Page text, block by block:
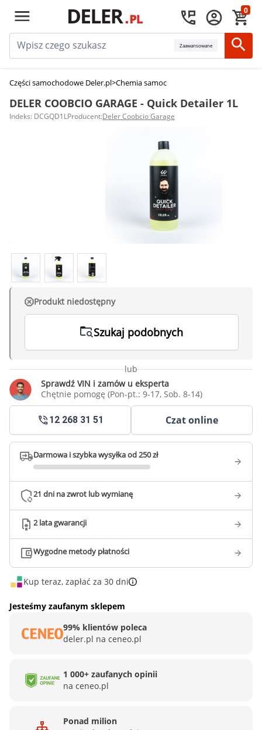
0
Zaawansowane
Części samochodowe Deler.pl>Chemia samochodowa
DELER COOBCIO GARAGE - Quick Detailer 1L
Indeks: DCGQD1LProducent:Deler Coobcio Garage
Produkt niedostępny
Szukaj podobnych
lub
Sprawdź VIN i zamów u eksperta
Chętnie pomogę (Pon-pt.: 9-17, Sob. 8-14)
12 268 31 51 Czat online
Darmowa i szybka wysyłka od 250 zł
21 dni na zwrot lub wymianę
2 lata gwarancji
Wygodne metody płatności
Kup teraz, zapłać za 30 dni
Jesteśmy zaufanym sklepem
99% klientów poleca
deler.pl na ceneo.pl
1 000+ zaufanych opinii
na ceneo.pl
Ponad milion